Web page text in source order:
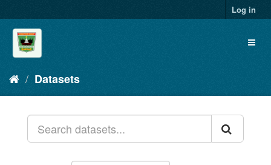
to
content
Log in
Datasets